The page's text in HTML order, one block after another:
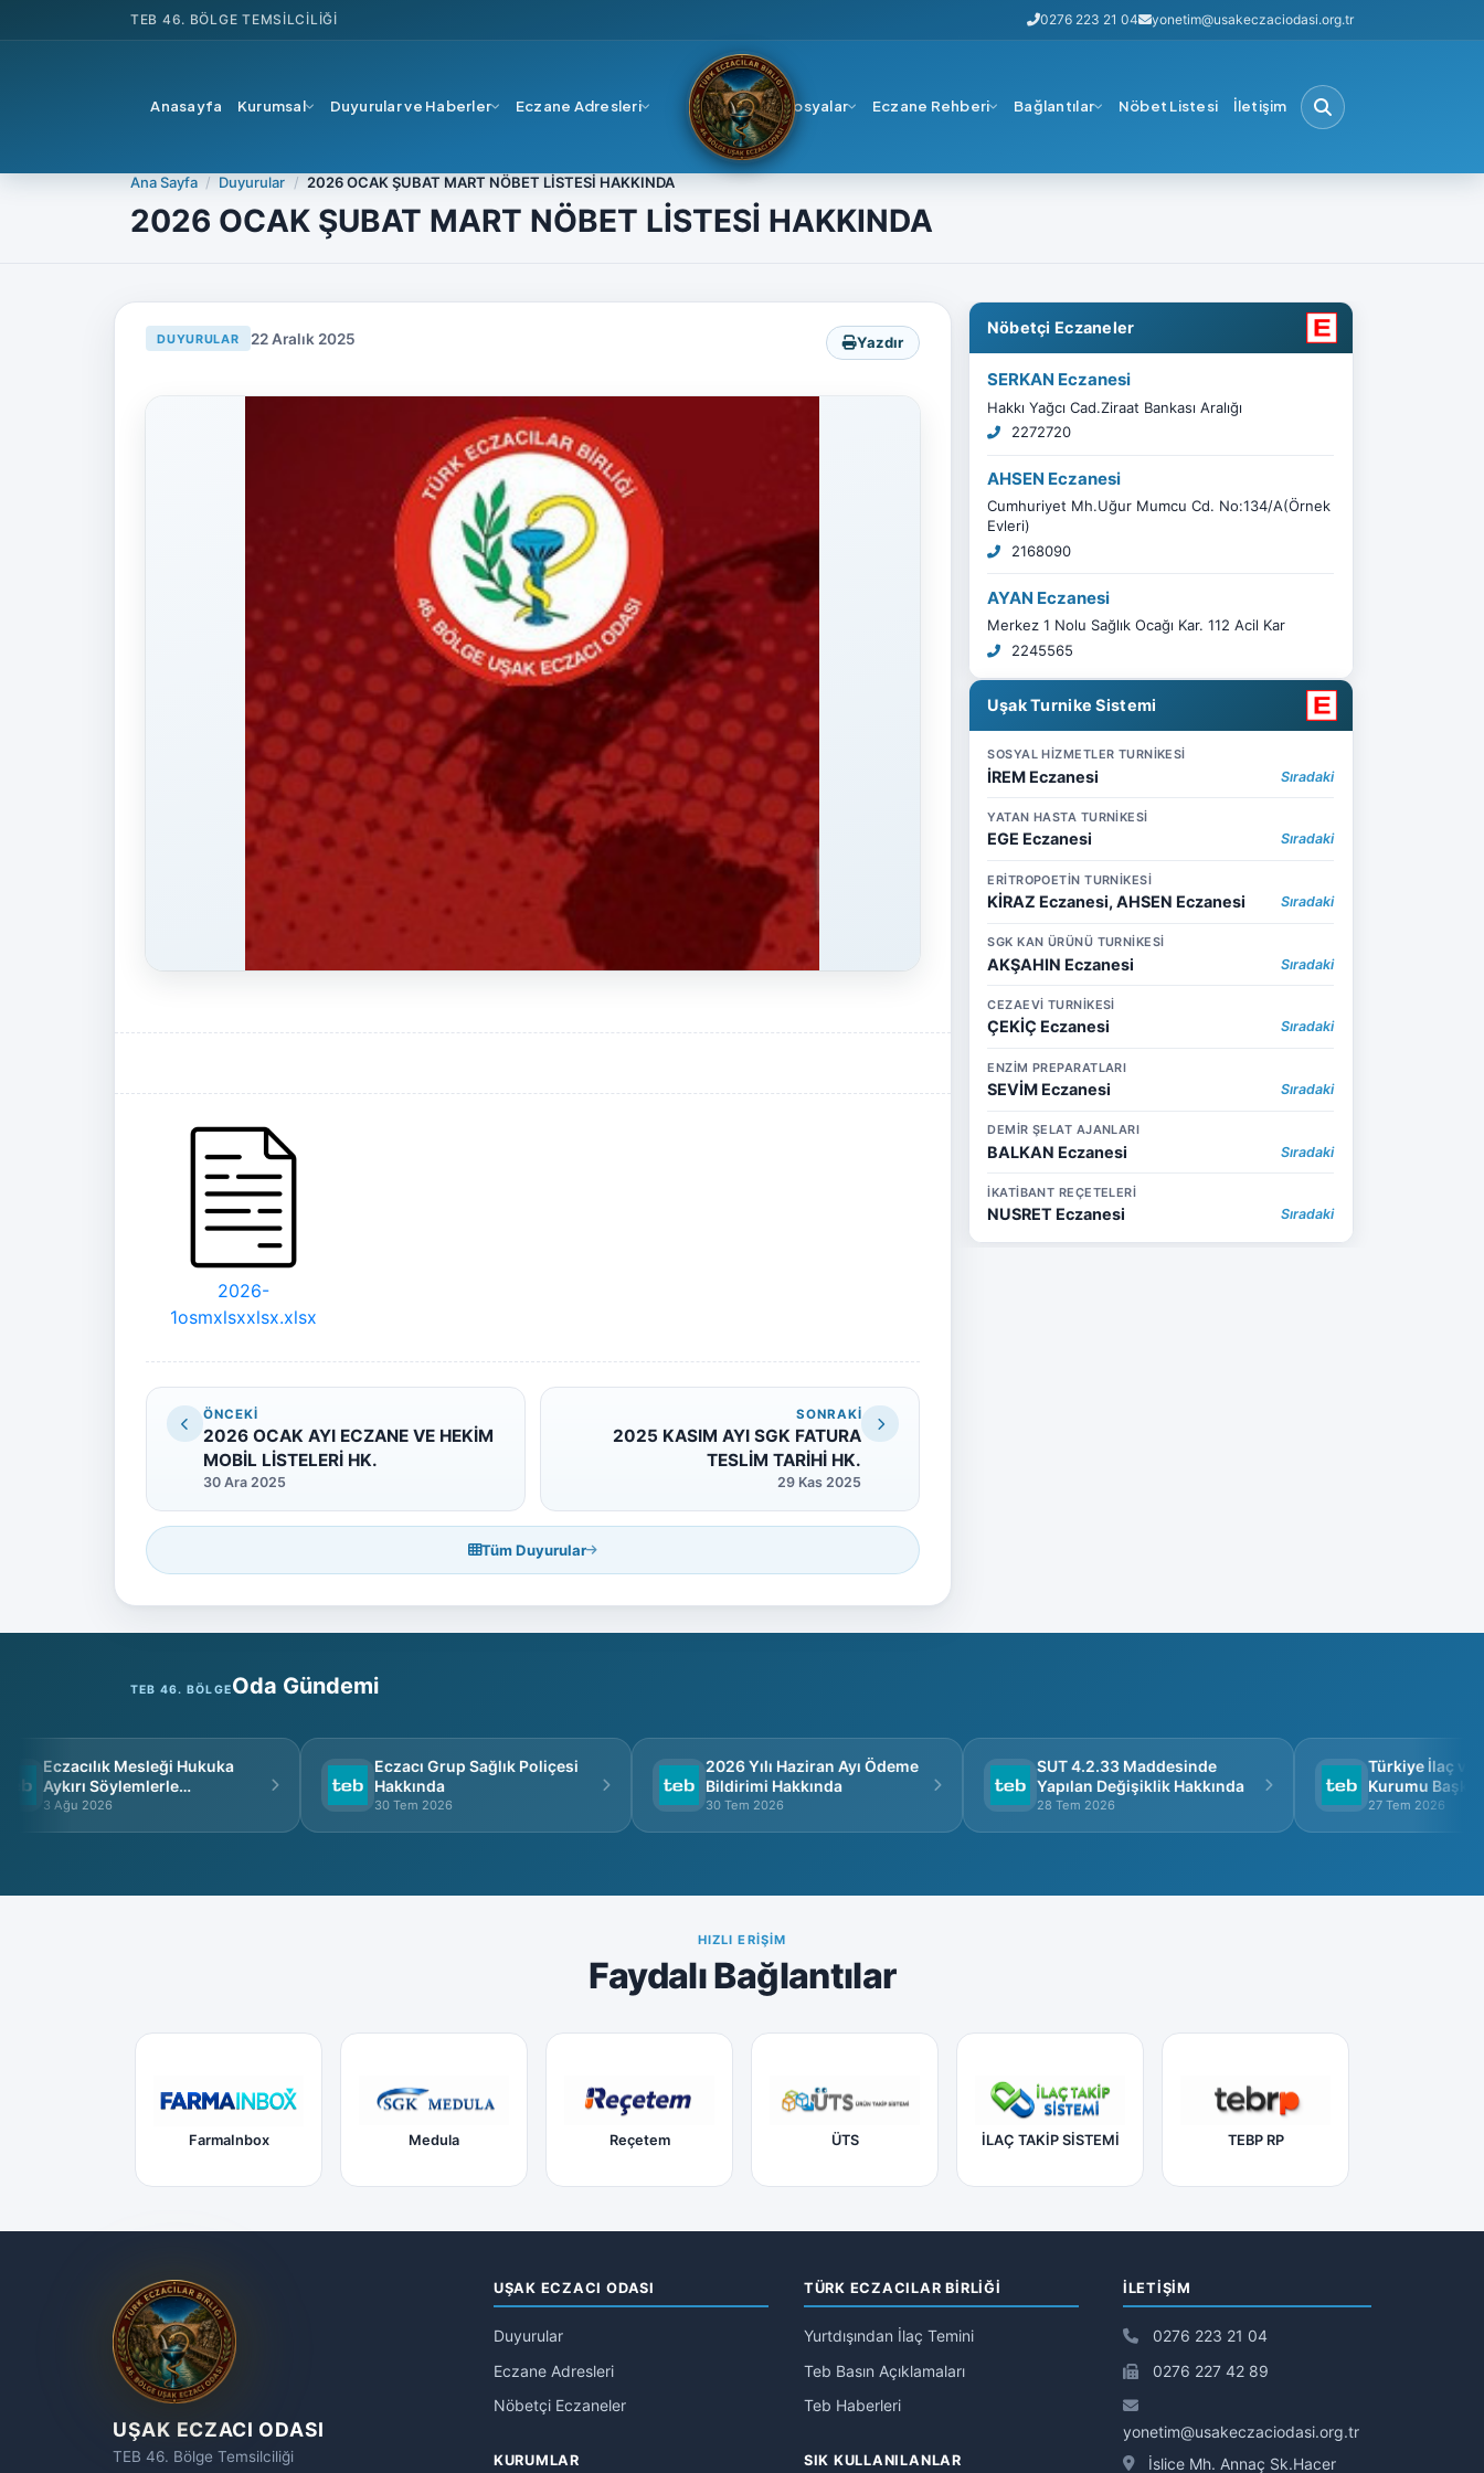
TEB 46. BÖLGE TEMSILCILIĞI 0276 223 21 04 yonetim@usakeczaciodasi.org.tr
Anasayfa Kurumsal Duyurular ve Haberler Eczane Adresleri Dosyalar Eczane Rehberi Bağlantılar Nöbet Listesi İletişim
Ana Sayfa Duyurular 2026 OCAK ŞUBAT MART NÖBET LİSTESİ HAKKINDA
2026 OCAK ŞUBAT MART NÖBET LİSTESİ HAKKINDA
DUYURULAR 22 Aralık 2025 Yazdır
2026-
1osmxlsxxlsx.xlsx
ÖNCEKI
2026 OCAK AYI ECZANE VE HEKİM
MOBİL LİSTELERİ HK.
30 Ara 2025
SONRAKI
2025 KASIM AYI SGK FATURA
TESLİM TARİHİ HK.
29 Kas 2025
Tüm Duyurular
Nöbetçi Eczaneler
SERKAN Eczanesi
Hakkı Yağcı Cad.Ziraat Bankası Aralığı
2272720
AHSEN Eczanesi
Cumhuriyet Mh.Uğur Mumcu Cd. No:134/A(Örnek
Evleri)
2168090
AYAN Eczanesi
Merkez 1 Nolu Sağlık Ocağı Kar. 112 Acil Kar
2245565
Uşak Turnike Sistemi
SOSYAL HİZMETLER TURNİKESİ
İREM Eczanesi Sıradaki
YATAN HASTA TURNİKESİ
EGE Eczanesi Sıradaki
ERİTROPOETİN TURNİKESİ
KİRAZ Eczanesi, AHSEN Eczanesi Sıradaki
SGK KAN ÜRÜNÜ TURNİKESİ
AKŞAHIN Eczanesi Sıradaki
CEZAEVİ TURNİKESİ
ÇEKİÇ Eczanesi Sıradaki
ENZİM PREPARATLARI
SEVİM Eczanesi Sıradaki
DEMİR ŞELAT AJANLARI
BALKAN Eczanesi Sıradaki
İKATİBANT REÇETELERİ
NUSRET Eczanesi Sıradaki
TEB 46. BÖLGEOda Gündemi
Eczacılık Mesleği Hukuka
Aykırı Söylemlerle
İtibarsızlaştırılamaz
3 Ağu 2026
Eczacı Grup Sağlık Poliçesi
Hakkında
30 Tem 2026
2026 Yılı Haziran Ayı Ödeme
Bildirimi Hakkında
30 Tem 2026
SUT 4.2.33 Maddesinde
Yapılan Değişiklik Hakkında
28 Tem 2026
Türkiye İlaç ve
Kurumu
Görüşme
27 Tem 2026
HIZLI ERIŞIM
Faydalı Bağlantılar
FarmaInbox Medula Reçetem ÜTS İLAÇ TAKİP SİSTEMİ TEBP RP
UŞAK ECZACI ODASI
TEB 46. Bölge Temsilciliği
UŞAK ECZACI ODASI
Duyurular
Eczane Adresleri
Nöbetçi Eczaneler
TÜRK ECZACILAR BİRLİĞİ
Yurtdışından İlaç Temini
Teb Basın Açıklamaları
Teb Haberleri
KURUMLAR SIK KULLANILANLAR
İLETIŞIM
0276 223 21 04
0276 227 42 89
yonetim@usakeczaciodasi.org.tr
İslice Mh. Annaç Sk.Hacer